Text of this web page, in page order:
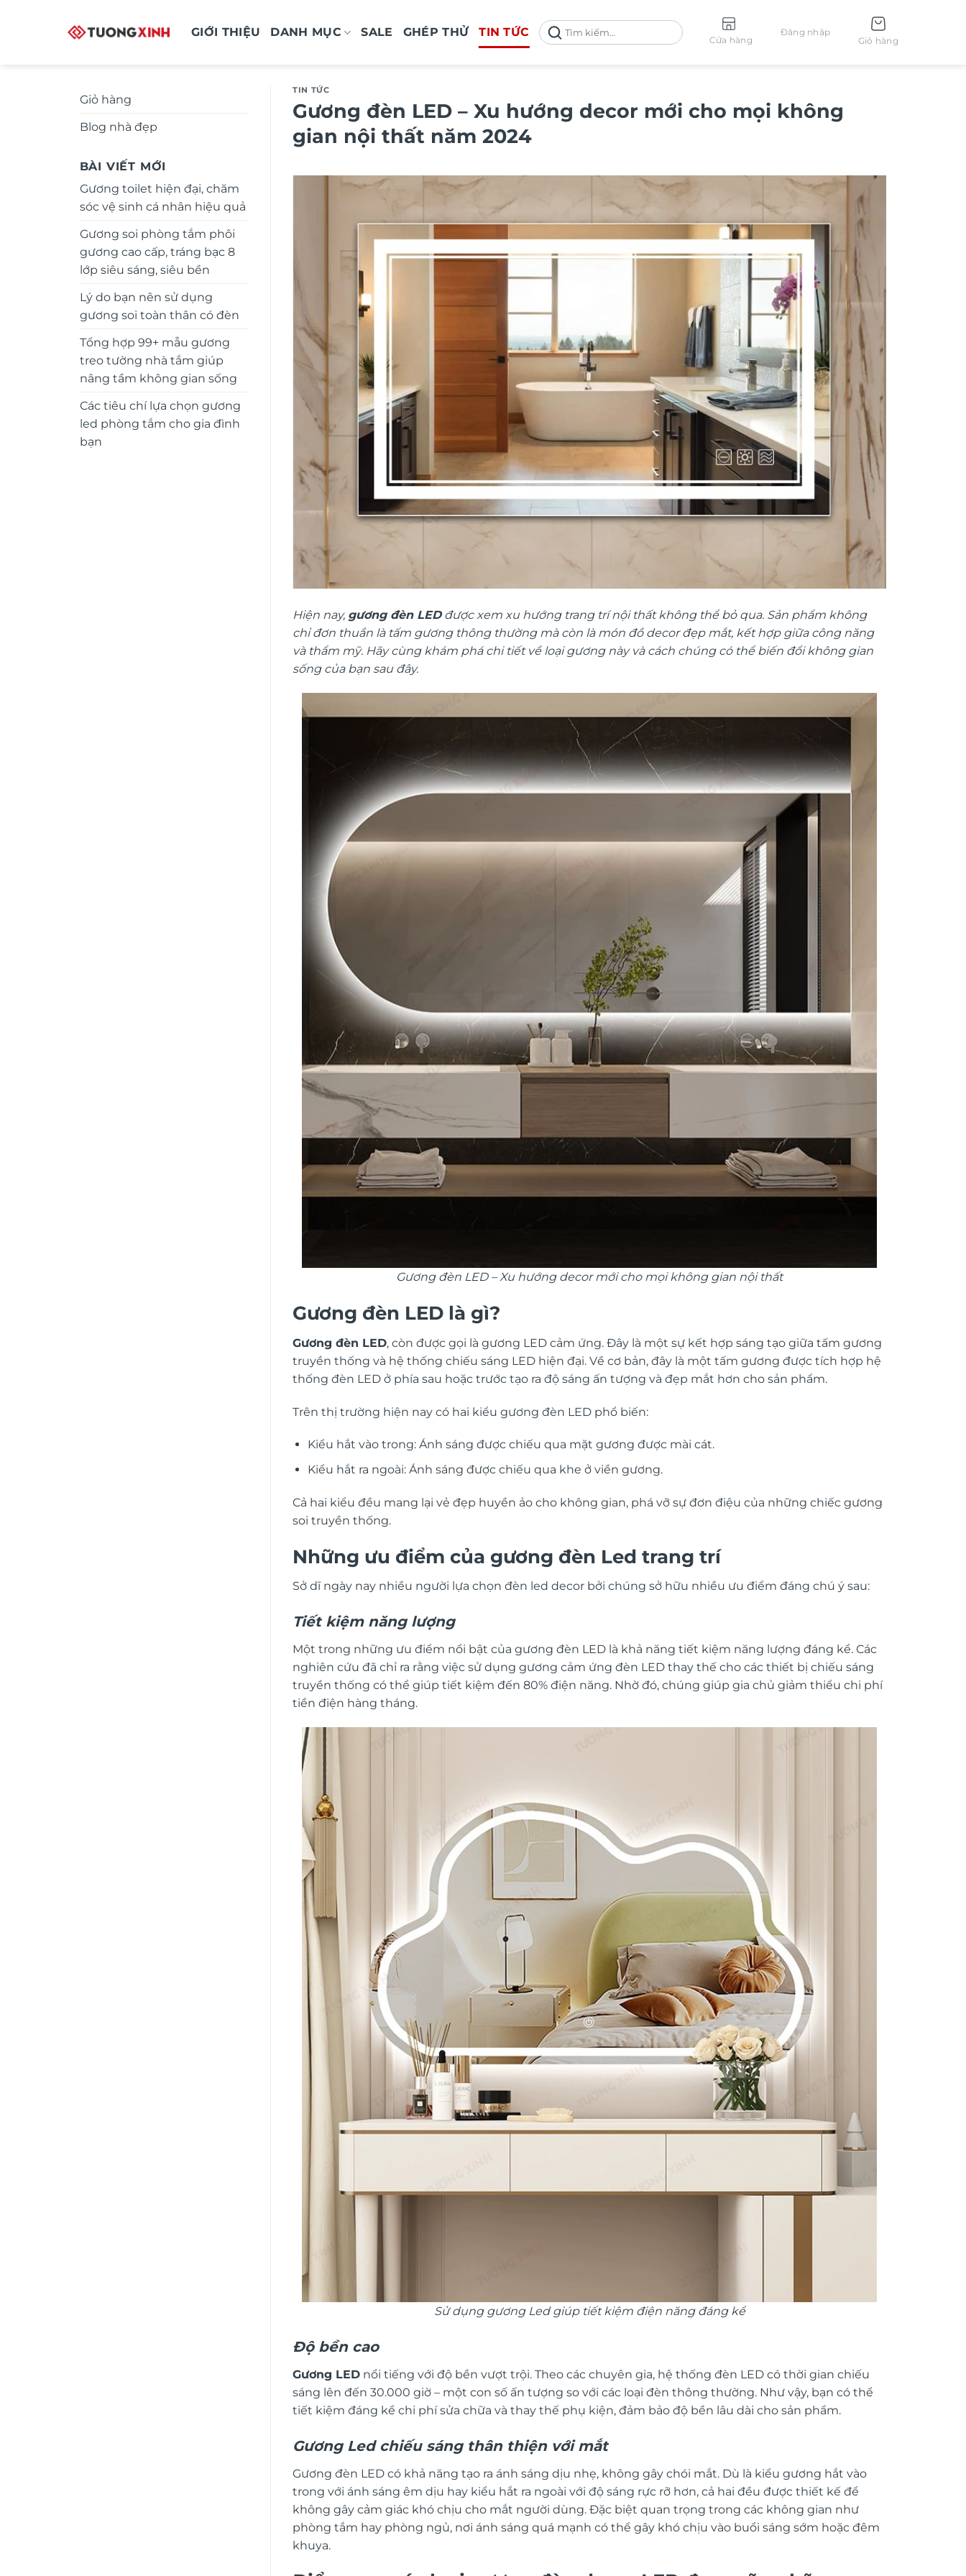
GIỚI THIỆU DANH MỤC SALE GHÉP THỬ TIN TỨC
Tìm
kiếm:
Cửa hàng
Đăng nhập
Giỏ hàng
Giỏ hàng
Blog nhà đẹp
BÀI VIẾT MỚI
Gương toilet hiện đại, chăm
sóc vệ sinh cá nhân hiệu quả
Gương soi phòng tắm phôi
gương cao cấp, tráng bạc 8
lớp siêu sáng, siêu bền
Lý do bạn nên sử dụng
gương soi toàn thân có đèn
Tổng hợp 99+ mẫu gương
treo tường nhà tắm giúp
nâng tầm không gian sống
Các tiêu chí lựa chọn gương
led phòng tắm cho gia đình
bạn
TIN TỨC
Gương đèn LED – Xu hướng decor mới cho mọi không
gian nội thất năm 2024
Hiện nay, gương đèn LEDđược xem xu hướng trang trí nội thất không thể bỏ qua. Sản phẩm không
chỉ đơn thuần là tấm gương thông thường mà còn là món đồ decor đẹp mắt, kết hợp giữa công năng
và thẩm mỹ. Hãy cùng khám phá chi tiết về loại gương này và cách chúng có thể biến đổi không gian
sống của bạn sau đây.
Gương đèn LED – Xu hướng decor mới cho mọi không gian nội thất
Gương đèn LED là gì?
Gương đèn LED, còn được gọi là gương LED cảm ứng. Đây là một sự kết hợp sáng tạo giữa tấm gương
truyền thống và hệ thống chiếu sáng LED hiện đại. Về cơ bản, đây là một tấm gương được tích hợp hệ
thống đèn LED ở phía sau hoặc trước tạo ra độ sáng ấn tượng và đẹp mắt hơn cho sản phẩm.
Trên thị trường hiện nay có hai kiểu gương đèn LED phổ biến:
Kiểu hắt vào trong: Ánh sáng được chiếu qua mặt gương được mài cát.
Kiểu hắt ra ngoài: Ánh sáng được chiếu qua khe ở viền gương.
Cả hai kiểu đều mang lại vẻ đẹp huyền ảo cho không gian, phá vỡ sự đơn điệu của những chiếc gương
soi truyền thống.
Những ưu điểm của gương đèn Led trang trí
Sở dĩ ngày nay nhiều người lựa chọn đèn led decor bởi chúng sở hữu nhiều ưu điểm đáng chú ý sau:
Tiết kiệm năng lượng
Một trong những ưu điểm nổi bật của gương đèn LED là khả năng tiết kiệm năng lượng đáng kể. Các
nghiên cứu đã chỉ ra rằng việc sử dụng gương cảm ứng đèn LED thay thế cho các thiết bị chiếu sáng
truyền thống có thể giúp tiết kiệm đến 80% điện năng. Nhờ đó, chúng giúp gia chủ giảm thiểu chi phí
tiền điện hàng tháng.
Sử dụng gương Led giúp tiết kiệm điện năng đáng kể
Độ bền cao
Gương LED nổi tiếng với độ bền vượt trội. Theo các chuyên gia, hệ thống đèn LED có thời gian chiếu
sáng lên đến 30.000 giờ – một con số ấn tượng so với các loại đèn thông thường. Như vậy, bạn có thể
tiết kiệm đáng kể chi phí sửa chữa và thay thế phụ kiện, đảm bảo độ bền lâu dài cho sản phẩm.
Gương Led chiếu sáng thân thiện với mắt
Gương đèn LED có khả năng tạo ra ánh sáng dịu nhẹ, không gây chói mắt. Dù là kiểu gương hắt vào
trong với ánh sáng êm dịu hay kiểu hắt ra ngoài với độ sáng rực rỡ hơn, cả hai đều được thiết kế để
không gây cảm giác khó chịu cho mắt người dùng. Đặc biệt quan trọng trong các không gian như
phòng tắm hay phòng ngủ, nơi ánh sáng quá mạnh có thể gây khó chịu vào buổi sáng sớm hoặc đêm
khuya.